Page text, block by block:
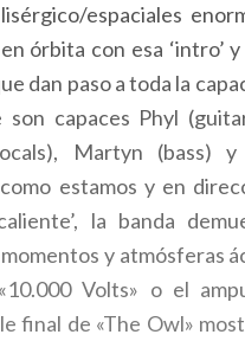
espaciales
órbita con esa ‘intro’
dan paso a toda la
capaces Phyl
Martyn (bass)
estamos y en
la banda
y atmósferas
Volts» o el
final de «The Owl»